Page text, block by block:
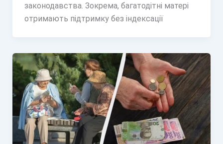
законодавства. Зокрема, багатодітні матері
отримають підтримку без індексації